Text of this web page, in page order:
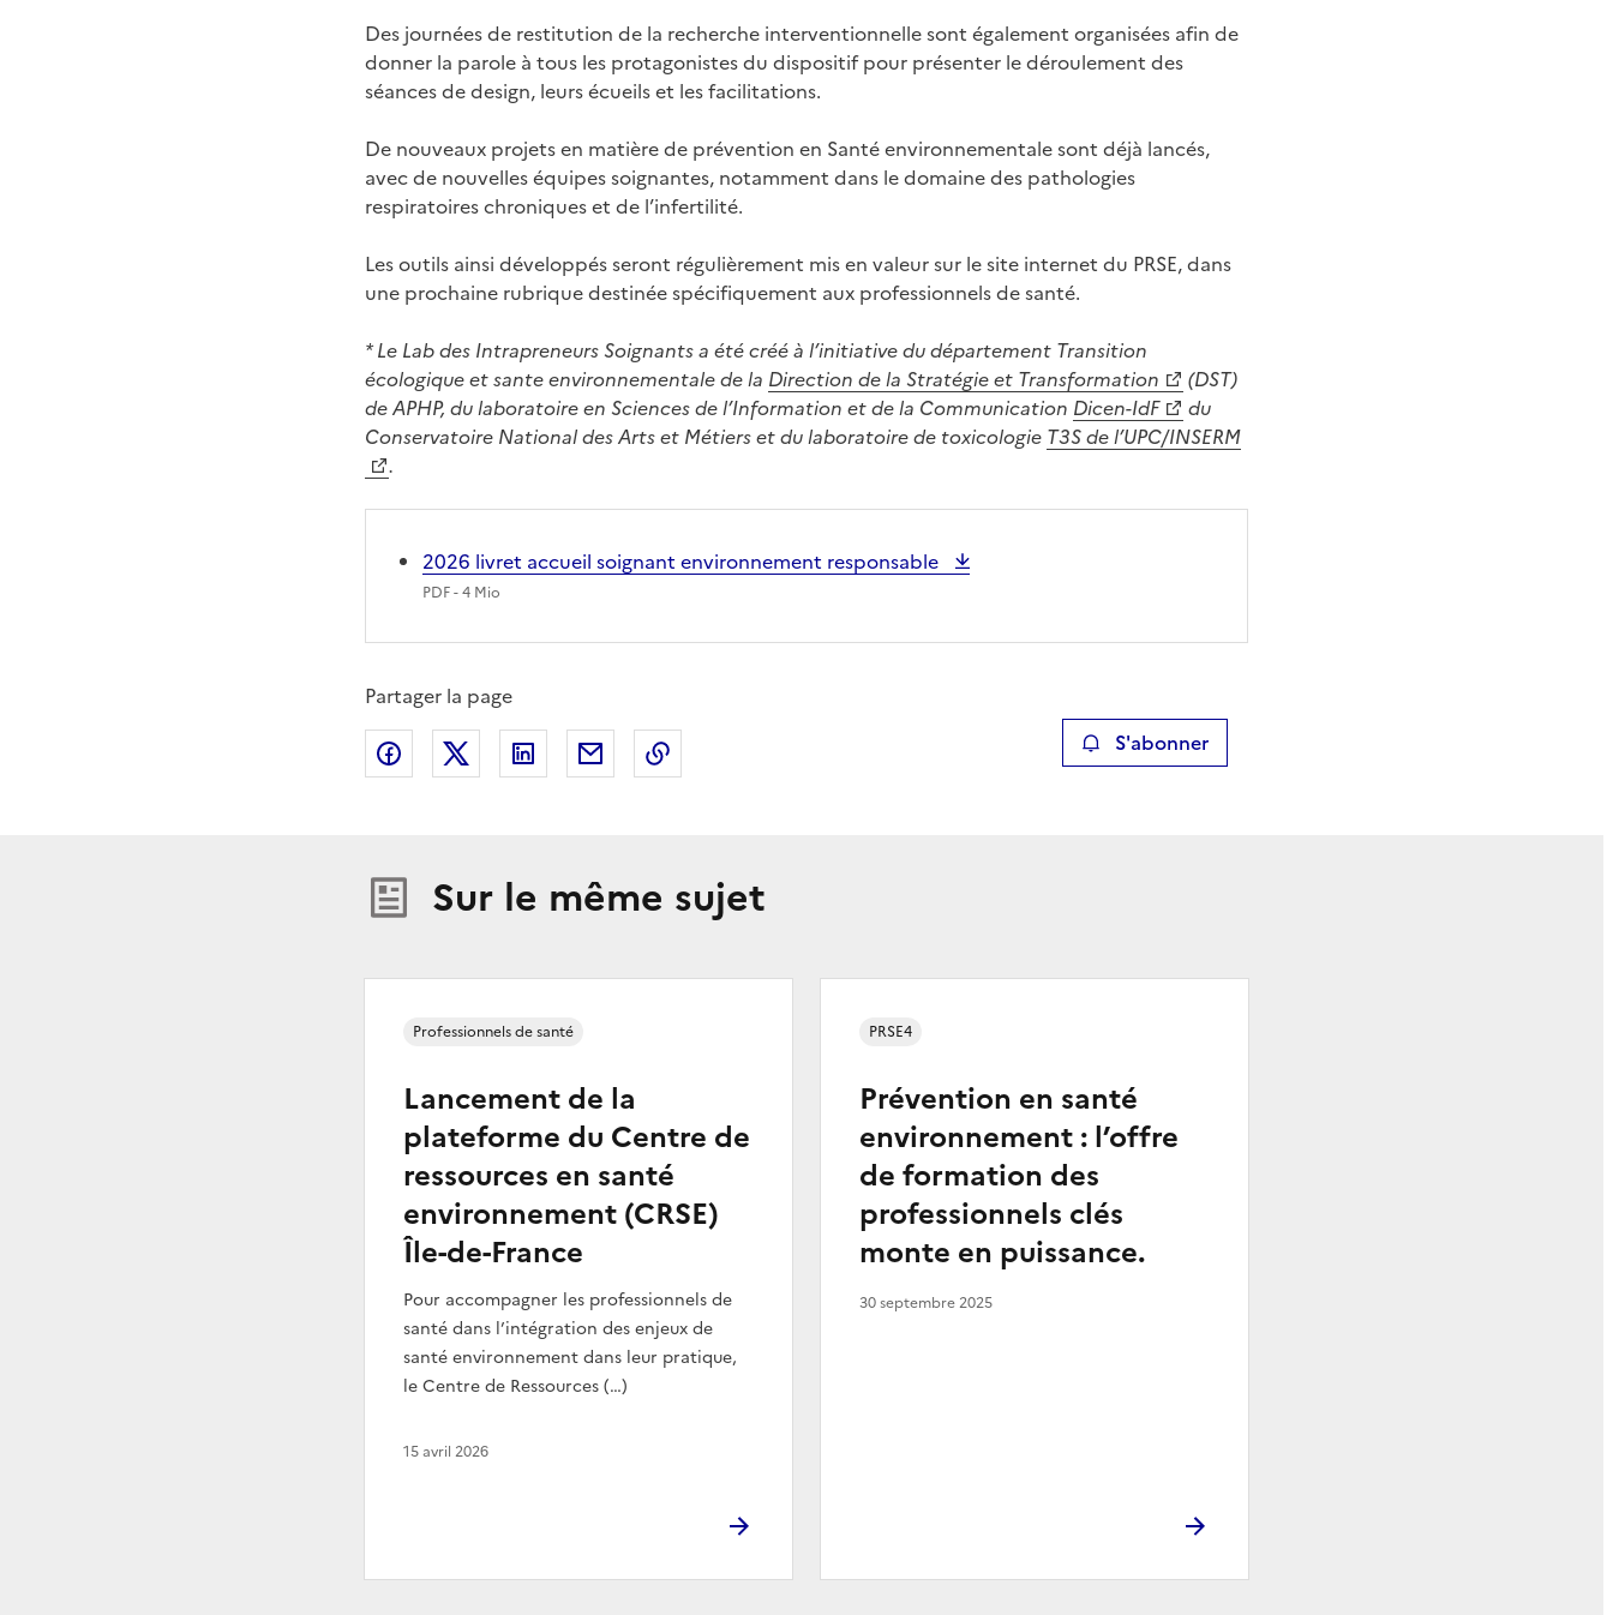
Des journées de restitution de la recherche interventionnelle sont également organisées afin de
donner la parole à tous les protagonistes du dispositif pour présenter le déroulement des
séances de design, leurs écueils et les facilitations.
De nouveaux projets en matière de prévention en Santé environnementale sont déjà lancés,
avec de nouvelles équipes soignantes, notamment dans le domaine des pathologies
respiratoires chroniques et de l’infertilité.
Les outils ainsi développés seront régulièrement mis en valeur sur le site internet du PRSE, dans
une prochaine rubrique destinée spécifiquement aux professionnels de santé.
* Le Lab des Intrapreneurs Soignants a été créé à l’initiative du département Transition
écologique et sante environnementale de la Direction de la Stratégie et Transformation
(DST)
de APHP, du laboratoire en Sciences de l’Information et de la Communication Dicen-IdF
du
Conservatoire National des Arts et Métiers et du laboratoire de toxicologie T3S de l’UPC/INSERM
.
2026 livret accueil soignant environnement responsable
PDF- 4 Mio
Partager la page
Partager sur Facebook
Partager sur XPartager sur LinkedIn
Partager par emailCopier le lien de la page dans le presse-papier S'abonner
Sur le même sujet
Lancement de la
plateforme du Centre de
ressources en santé
environnement (CRSE)
Île-de-France
Pour accompagner les professionnels de
santé dans l’intégration des enjeux de
santé environnement dans leur pratique,
le Centre de Ressources (…)
Professionnels de santé
15 avril 2026
Prévention en santé
environnement : l’offre
de formation des
professionnels clés
monte en puissance.
PRSE4
30 septembre 2025